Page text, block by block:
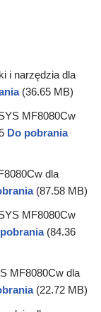
i narzędzia dla
(36.65 MB)
MF8080Cw
Do pobrania
dla
(87.58 MB)
MF8080Cw
(84.36
MF8080Cw dla
(22.72 MB)